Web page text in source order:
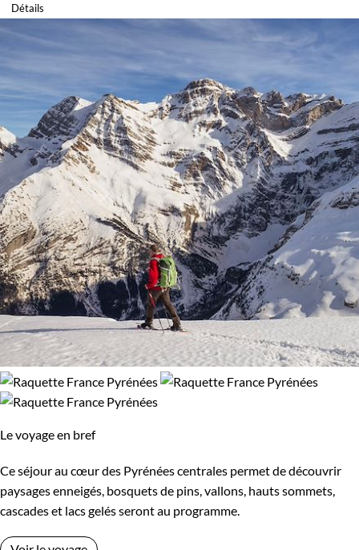
Détails
Le voyage en bref
Ce séjour au cœur des Pyrénées centrales permet de découvrir
paysages enneigés, bosquets de pins, vallons, hauts sommets,
cascades et lacs gelés seront au programme.